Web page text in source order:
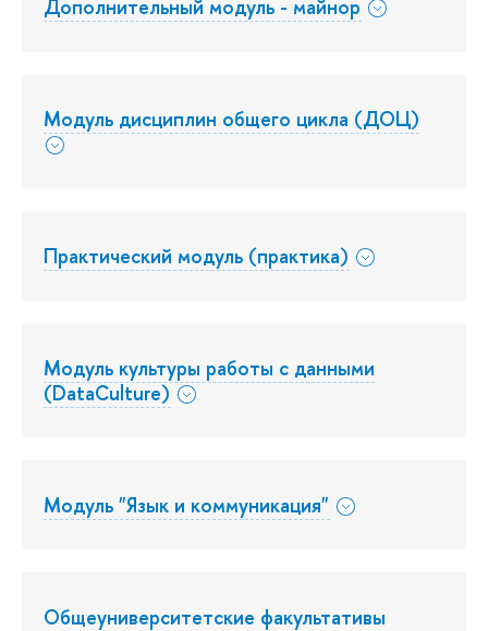
Дополнительный модуль - майнор
Модуль дисциплин общего цикла (ДОЦ)
Практический модуль (практика)
Модуль культуры работы с данными
(DataCulture)
Модуль "Язык и коммуникация"
Общеуниверситетские факультативы